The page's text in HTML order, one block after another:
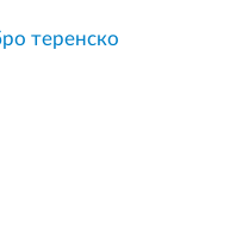
теренско